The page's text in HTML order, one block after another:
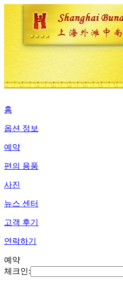
홈
옵션 정보
예약
편의 용품
사진
뉴스 센터
고객 후기
연락하기
예약
체크인: